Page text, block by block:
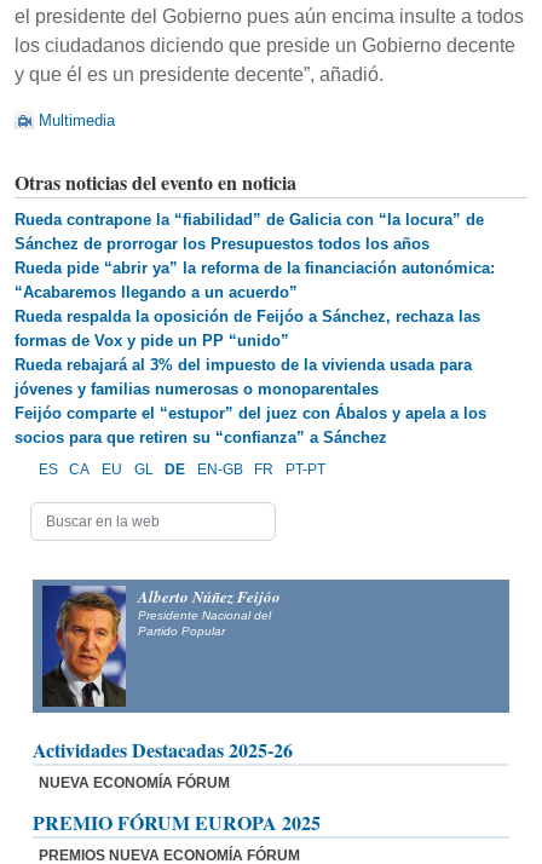
el presidente del Gobierno pues aún encima insulte a todos
los ciudadanos diciendo que preside un Gobierno decente
y que él es un presidente decente”, añadió.
Multimedia
Otras noticias del evento en noticia
Rueda contrapone la “fiabilidad” de Galicia con “la locura” de
Sánchez de prorrogar los Presupuestos todos los años
Rueda pide “abrir ya” la reforma de la financiación autonómica:
“Acabaremos llegando a un acuerdo”
Rueda respalda la oposición de Feijóo a Sánchez, rechaza las
formas de Vox y pide un PP “unido”
Rueda rebajará al 3% del impuesto de la vivienda usada para
jóvenes y familias numerosas o monoparentales
Feijóo comparte el “estupor” del juez con Ábalos y apela a los
socios para que retiren su “confianza” a Sánchez
ES CA EU GL DE EN-GB FR PT-PT
Alberto Núñez Feijóo
Presidente Nacional del
Partido Popular
Actividades Destacadas 2025-26
NUEVA ECONOMÍA FÓRUM
PREMIO FÓRUM EUROPA 2025
PREMIOS NUEVA ECONOMÍA FÓRUM